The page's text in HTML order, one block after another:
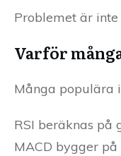
Problemet är
Varför
Många populära
RSI beräknas på
MACD bygger